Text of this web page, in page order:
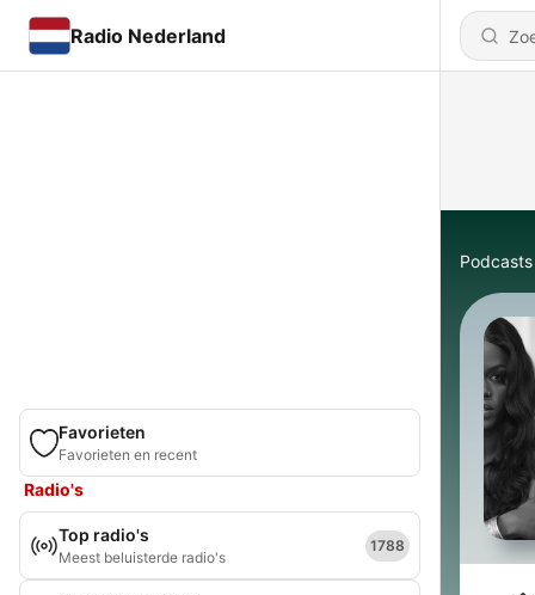
Radio Nederland
Favorieten
Favorieten en recent
Radio's
Top radio's
Meest beluisterde radio's
1788
Podcasts